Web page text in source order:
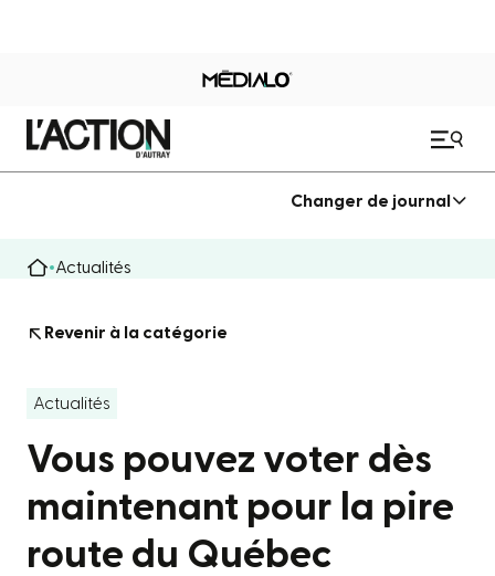
Changer de journal
Actualités
Revenir à la catégorie
Actualités
Vous pouvez voter dès
maintenant pour la pire
route du Québec